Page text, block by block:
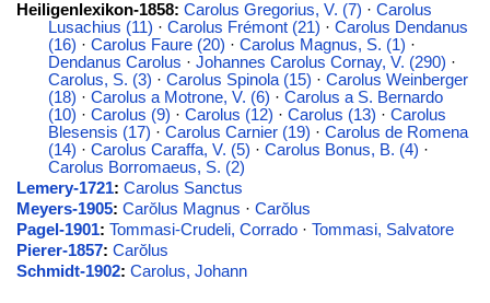
Heiligenlexikon-1858: Carolus Gregorius, V. (7) · Carolus
Lusachius (11) · Carolus Frémont (21) · Carolus Dendanus
(16) · Carolus Faure (20) · Carolus Magnus, S. (1) ·
Dendanus Carolus · Johannes Carolus Cornay, V. (290) ·
Carolus, S. (3) · Carolus Spinola (15) · Carolus Weinberger
(18) · Carolus a Motrone, V. (6) · Carolus a S. Bernardo
(10) · Carolus (9) · Carolus (12) · Carolus (13) · Carolus
Blesensis (17) · Carolus Carnier (19) · Carolus de Romena
(14) · Carolus Caraffa, V. (5) · Carolus Bonus, B. (4) ·
Carolus Borromaeus, S. (2)
Lemery-1721: Carolus Sanctus
Meyers-1905: Carŏlus Magnus · Carŏlus
Pagel-1901: Tommasi-Crudeli, Corrado· Tommasi, Salvatore
Pierer-1857: Carŏlus
Schmidt-1902: Carolus, Johann